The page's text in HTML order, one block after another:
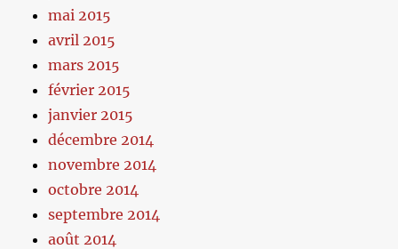
mai 2015
avril 2015
mars 2015
février 2015
janvier 2015
décembre 2014
novembre 2014
octobre 2014
septembre 2014
août 2014